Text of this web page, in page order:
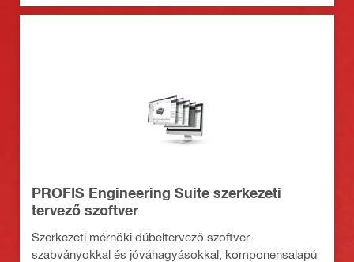
PROFIS Engineering Suite szerkezeti
tervező szoftver
Szerkezeti mérnöki dűbeltervező szoftver
szabványokkal és jóváhagyásokkal, komponensalapú